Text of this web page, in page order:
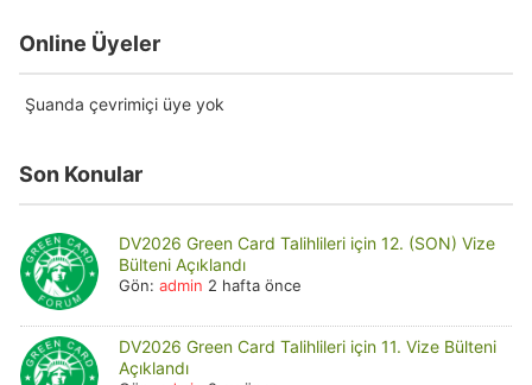
Online Üyeler
Şuanda çevrimiçi üye yok
Son Konular
DV2026 Green Card Talihlileri için 12. (SON) Vize
Bülteni Açıklandı
Gön: admin 2 hafta önce
DV2026 Green Card Talihlileri için 11. Vize Bülteni
Açıklandı